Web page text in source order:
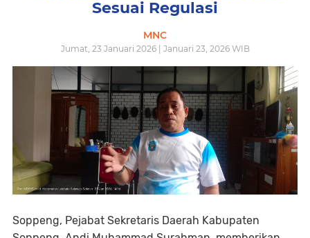
Sesuai Regulasi
MNC
Jumat, 23 Januari 2026 | Januari 23, 2026 WIB
Soppeng, Pejabat Sekretaris Daerah Kabupaten